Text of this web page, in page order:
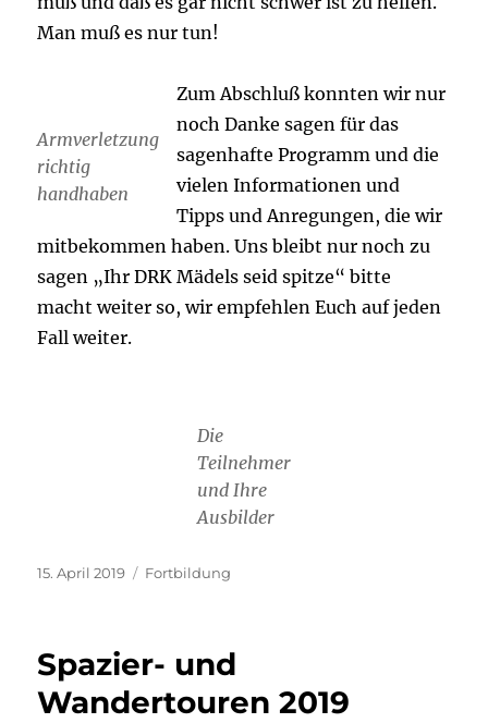
Man muß es nur tun!
Armverletzung
richtig
handhaben
Zum Abschluß konnten wir nur
noch Danke sagen für das
sagenhafte Programm und die
vielen Informationen und
Tipps und Anregungen, die wir
mitbekommen haben. Uns bleibt nur noch zu
sagen „Ihr DRK Mädels seid spitze“ bitte
macht weiter so, wir empfehlen Euch auf jeden
Fall weiter.
Die
Teilnehmer
und Ihre
Ausbilder
Veröffentlicht
15. April 2019 Kategorien
Fortbildung
Spazier- und
Wandertouren 2019